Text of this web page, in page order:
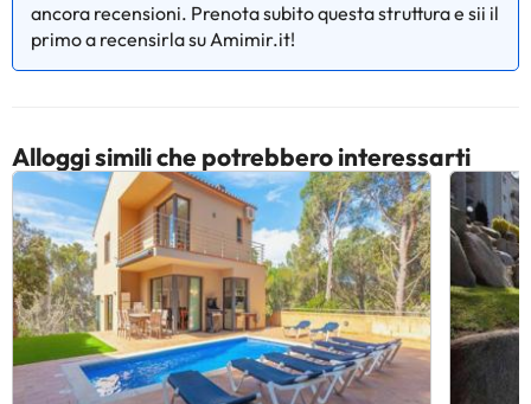
ancora recensioni. Prenota subito questa struttura e sii il
primo a recensirla su Amimir.it!
Alloggi simili che potrebbero interessarti